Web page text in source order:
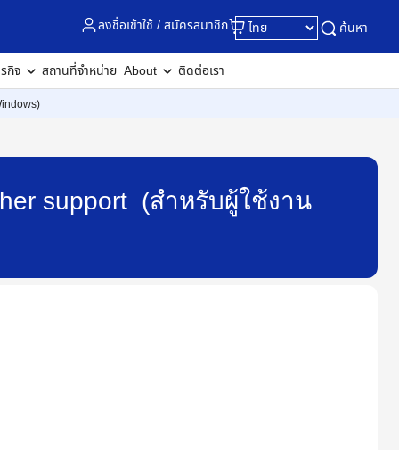
ลงชื่อเข้าใช้ / สมัครสมาชิก ค้นหา
กิจ สถานที่จำหน่าย About ติดต่อเรา
support (สำหรับผู้ใช้งาน